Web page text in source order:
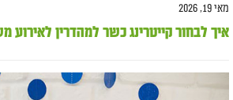
מאי 19, 2026
איך לבחור קייטרינג כשר למהדרין